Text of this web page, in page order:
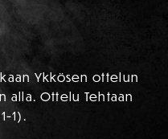
Ykkösen ottelun
alla. Ottelu Tehtaan
1).